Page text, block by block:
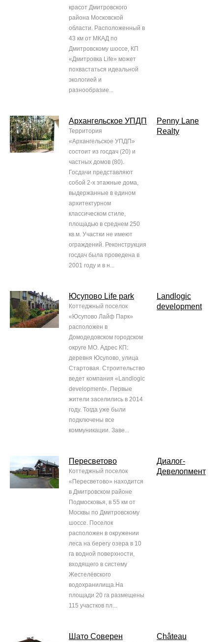
красот Дмитровского
района Московской
области. Расположенный в
43 км от МКАД по
Дмитровскому шоссе, КП
«Дмитровка Life» может
похвастаться идеальной
экологией и
разнообразие...
Архангельское УПДП
Территория
«Архангельское УПДП»
состоит из госдач (20) и
частных домов (80).
Госдачи представляют
собой 2-х этажные дома,
выдержанные в едином
архитектурном
классическом стиле,
площадью в среднем 250
кв.м. Участки не имеют
ограждений. Реконструкция
госдач была проведена в
2001 году и в н...
Penny Lane
Realty
Юсупово Life park
Коттеджный поселок
«Юсупово Лайф Парк»
расположен в
Домодедовском городском
округе МО. Адрес КП:
деревня Юсупово, улица
Стартовая. Строительство
ведет компания «Landlogic
development». Первые
жители заселились в 2014
году. Тогда уже были
подключены все
коммуникации. Заве...
Landlogic
development
Пересветово
Коттеджный поселок
«Пересветово» находится
в Дмитровском районе
Подмосковья, в 55 км от
Москвы по Дмитровскому
шоссе. Поселок
расположен в окружении
леса на берегу озера в 10
га водной поверхности,
входящего в систему
Жестелёвского
водохранилища.На
площади 20 га размещены
115 участков пл...
Диалог-
Девелопмент
Шато Соверен
Château